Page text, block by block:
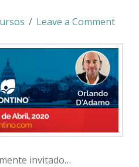
Leave a Comment
invitado…